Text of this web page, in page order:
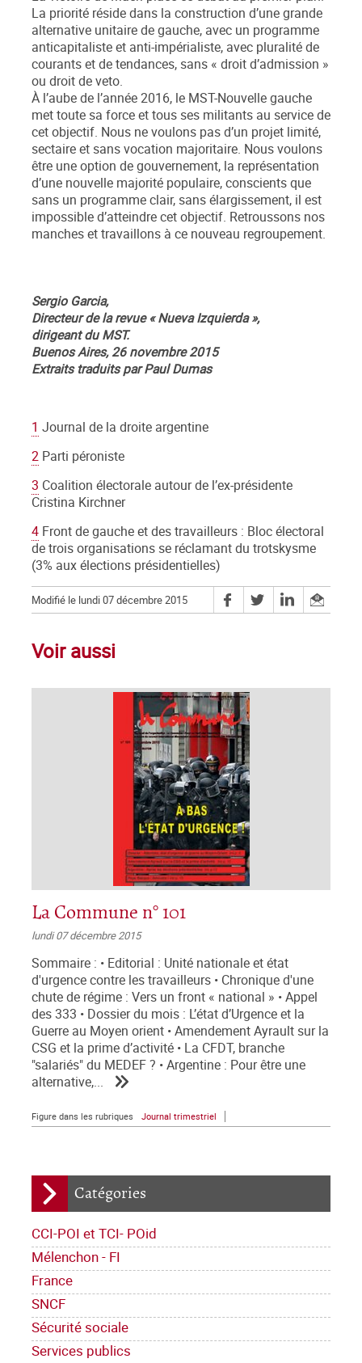
Catégories
CCI-POI et TCI- POid
Mélenchon - FI
France
SNCF
Sécurité sociale
Services publics
La priorité réside dans la construction d’une grande
alternative unitaire de gauche, avec un programme
anticapitaliste et anti-impérialiste, avec pluralité de
courants et de tendances, sans « droit d’admission »
ou droit de veto.
À l’aube de l’année 2016, le MST-Nouvelle gauche
met toute sa force et tous ses militants au service de
cet objectif. Nous ne voulons pas d’un projet limité,
sectaire et sans vocation majoritaire. Nous voulons
être une option de gouvernement, la représentation
d’une nouvelle majorité populaire, conscients que
sans un programme clair, sans élargissement, il est
impossible d’atteindre cet objectif. Retroussons nos
manches et travaillons à ce nouveau regroupement.
Sergio Garcia,
Directeur de la revue « Nueva Izquierda »,
dirigeant du MST.
Buenos Aires, 26 novembre 2015
Extraits traduits par Paul Dumas
1 Journal de la droite argentine
2 Parti péroniste
3 Coalition électorale autour de l’ex-présidente
Cristina Kirchner
4 Front de gauche et des travailleurs : Bloc électoral
de trois organisations se réclamant du trotskysme
(3% aux élections présidentielles)
Modifié le lundi 07 décembre 2015
Voir aussi
La Commune n° 101
lundi 07 décembre 2015
Sommaire : • Editorial : Unité nationale et état
d'urgence contre les travailleurs • Chronique d'une
chute de régime : Vers un front « national » • Appel
des 333 • Dossier du mois : L’état d’Urgence et la
Guerre au Moyen orient • Amendement Ayrault sur la
CSG et la prime d’activité • La CFDT, branche
"salariés" du MEDEF ? • Argentine : Pour être une
alternative,...
Figure dans les rubriques Journal trimestriel